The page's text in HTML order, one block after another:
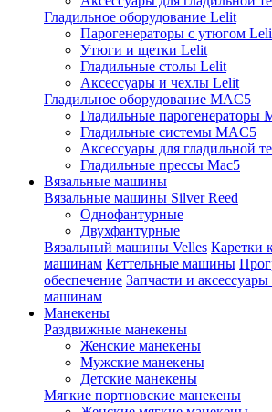
Гладильное оборудование Lelit
Парогенераторы с утюгом
Утюги и щетки Lelit
Гладильные столы Lelit
Аксессуары и чехлы Lelit
Гладильное оборудование MAC5
Гладильные парогенераторы
Гладильные системы MAC5
Аксессуары для гладильной
Гладильные прессы Mac5
Вязальные машины
Вязальные машины Silver Reed
Однофантурные
Двухфантурные
Вязальный машины Velles Каретки
машинам Кеттельные машины
обеспечение Запчасти и
машинам
Манекены
Раздвижные манекены
Женские манекены
Мужские манекены
Детские манекены
Мягкие портновские манекены